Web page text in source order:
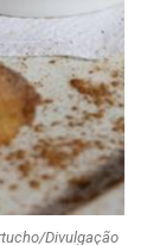
Divulgação